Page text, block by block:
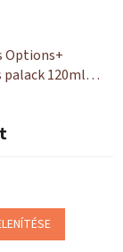
Options+
120ml